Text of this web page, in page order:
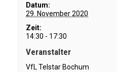
Datum:
29. November 2020
Zeit:
14:30 - 17:30
Veranstalter
VfL Telstar Bochum